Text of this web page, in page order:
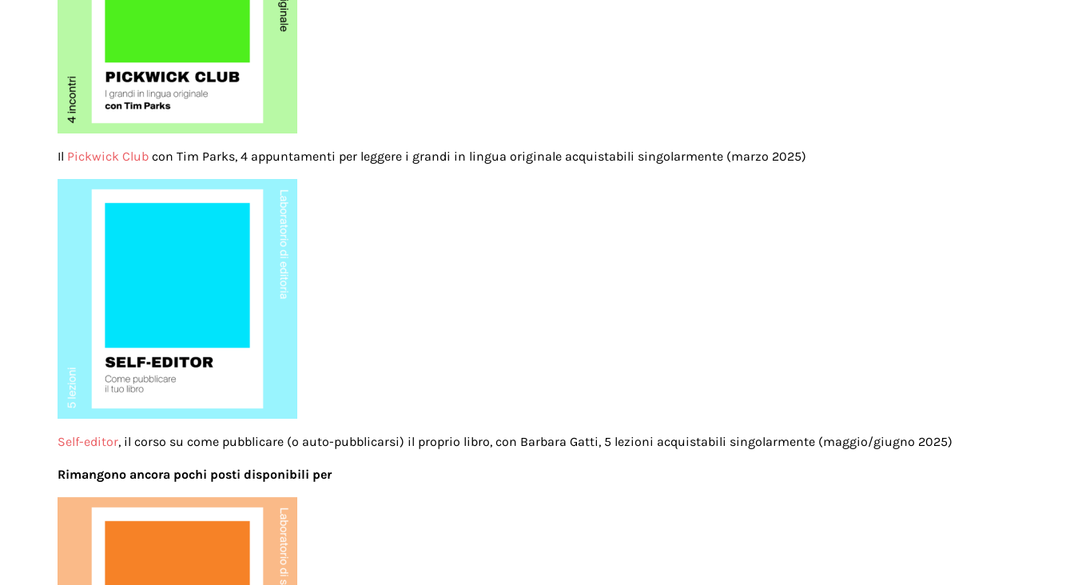
Il Pickwick Club con Tim Parks, 4 appuntamenti per leggere i grandi in lingua originale acquistabili singolarmente (marzo 2025)
Self-editor, il corso su come pubblicare (o auto-pubblicarsi) il proprio libro, con Barbara Gatti, 5 lezioni acquistabili singolarmente (maggio/giugno 2025)
Rimangono ancora pochi posti disponibili per